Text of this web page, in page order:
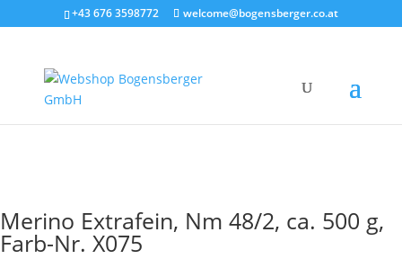
+43 676 3598772 welcome@bogensberger.co.at
Merino Extrafein, Nm 48/2, ca. 500 g,
Farb-Nr. X075